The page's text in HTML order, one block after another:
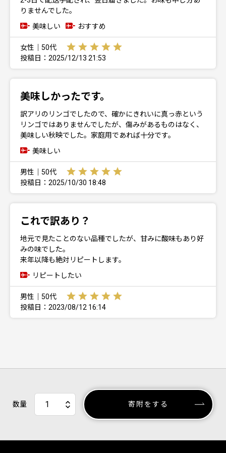
りませんでした。
美味しい
おすすめ
女性｜50代
投稿日：2025/12/13 21:53
美味しかったです。
訳アリのリンゴでしたので、確かにきれいに真っ赤という
リンゴではありませんでしたが、傷みがあるものはなく、
美味しい秋映でした。家庭用であれば十分です。
美味しい
男性｜50代
投稿日：2025/10/30 18:48
これで訳あり？
地元で見たことのない品種でしたが、甘みに酸味もあり好
みの味でした。
来年以降も絶対リピートします。
リピートしたい
男性｜50代
投稿日：2023/08/12 16:14
数量 寄附をする